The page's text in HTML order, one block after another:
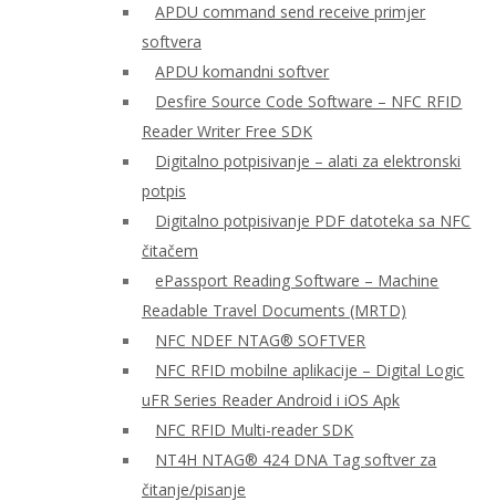
APDU command send receive primjer
softvera
APDU komandni softver
Desfire Source Code Software – NFC RFID
Reader Writer Free SDK
Digitalno potpisivanje – alati za elektronski
potpis
Digitalno potpisivanje PDF datoteka sa NFC
čitačem
ePassport Reading Software – Machine
Readable Travel Documents (MRTD)
NFC NDEF NTAG® SOFTVER
NFC RFID mobilne aplikacije – Digital Logic
uFR Series Reader Android i iOS Apk
NFC RFID Multi-reader SDK
NT4H NTAG® 424 DNA Tag softver za
čitanje/pisanje